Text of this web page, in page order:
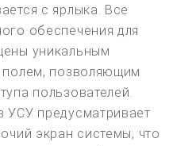
с ярлыка. Все
обеспечения для
уникальным
позволяющим
пользователей.
УСУ предусматривает
экран системы, что